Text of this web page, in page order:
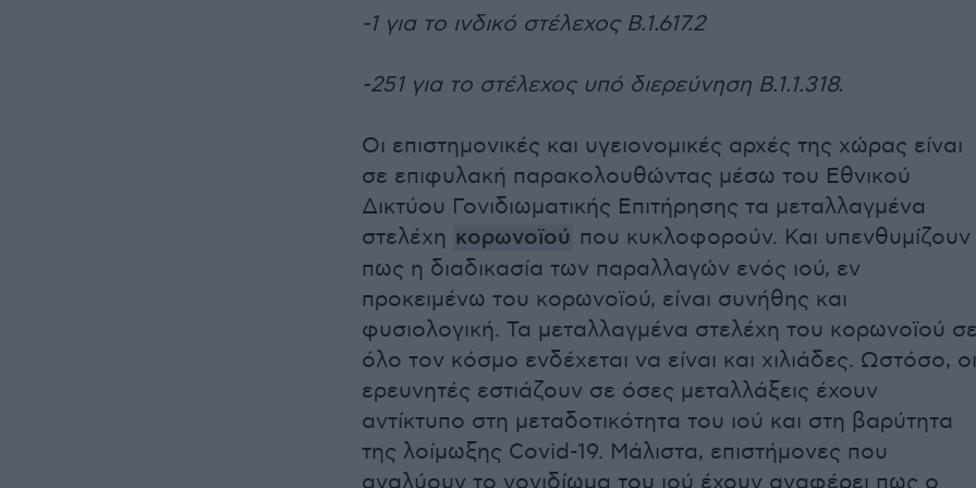
-1 για το ινδικό στέλεχος B.1.617.2
-251 για το στέλεχος υπό διερεύνηση B.1.1.318.
Οι επιστημονικές και υγειονομικές αρχές της χώρας είναι
σε επιφυλακή παρακολουθώντας μέσω του Εθνικού
Δικτύου Γονιδιωματικής Επιτήρησης τα μεταλλαγμένα
στελέχη κορωνοϊού που κυκλοφορούν. Και υπενθυμίζουν
πως η διαδικασία των παραλλαγών ενός ιού, εν
προκειμένω του κορωνοϊού, είναι συνήθης και
φυσιολογική. Τα μεταλλαγμένα στελέχη του κορωνοϊού
όλο τον κόσμο ενδέχεται να είναι και χιλιάδες. Ωστόσο, οι
ερευνητές εστιάζουν σε όσες μεταλλάξεις έχουν
αντίκτυπο στη μεταδοτικότητα του ιού και στη βαρύτητα
της λοίμωξης Covid-19. Μάλιστα, επιστήμονες που
αναλύουν το γονιδίωμα του ιού έχουν αναφέρει πως ο